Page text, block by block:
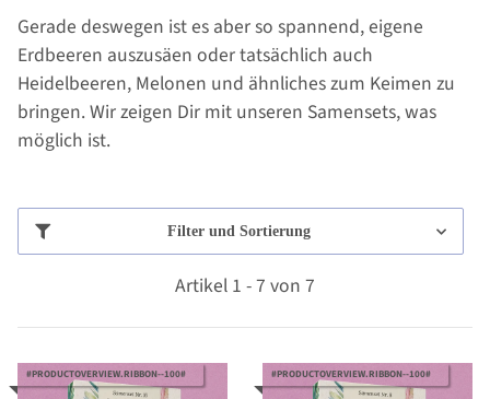
Gerade deswegen ist es aber so spannend, eigene
Erdbeeren auszusäen oder tatsächlich auch
Heidelbeeren, Melonen und ähnliches zum Keimen zu
bringen. Wir zeigen Dir mit unseren Samensets, was
möglich ist.
Filter und Sortierung
Artikel 1 - 7 von 7
#PRODUCTOVERVIEW.RIBBON--100# #PRODUCTOVERVIEW.RIBBON--100#